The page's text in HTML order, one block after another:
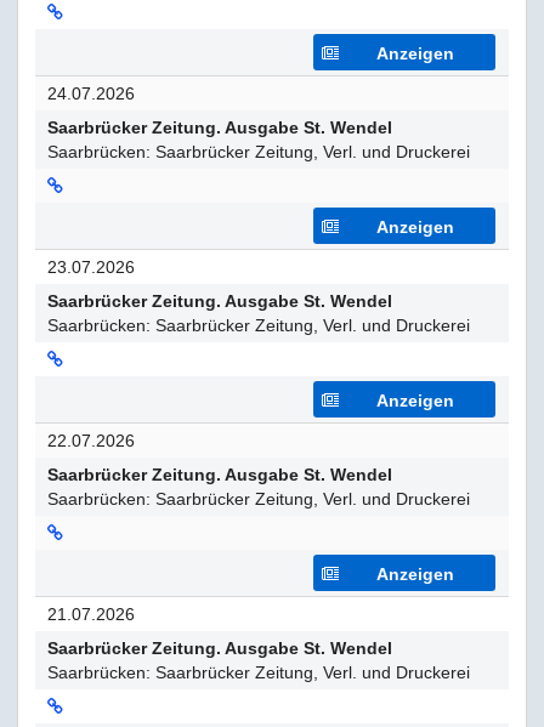
Anzeigen
24.07.2026
Saarbrücker Zeitung. Ausgabe St. Wendel
Saarbrücken: Saarbrücker Zeitung, Verl. und Druckerei
Anzeigen
23.07.2026
Saarbrücker Zeitung. Ausgabe St. Wendel
Saarbrücken: Saarbrücker Zeitung, Verl. und Druckerei
Anzeigen
22.07.2026
Saarbrücker Zeitung. Ausgabe St. Wendel
Saarbrücken: Saarbrücker Zeitung, Verl. und Druckerei
Anzeigen
21.07.2026
Saarbrücker Zeitung. Ausgabe St. Wendel
Saarbrücken: Saarbrücker Zeitung, Verl. und Druckerei